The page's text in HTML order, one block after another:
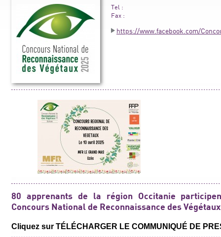
Tel :
Fax :
https://www.facebook.com/
80 apprenants de la région Occitanie
Concours National de Reconnaissance des Végétaux
Cliquez sur TÉLÉCHARGER LE COMMUNIQUÉ DE